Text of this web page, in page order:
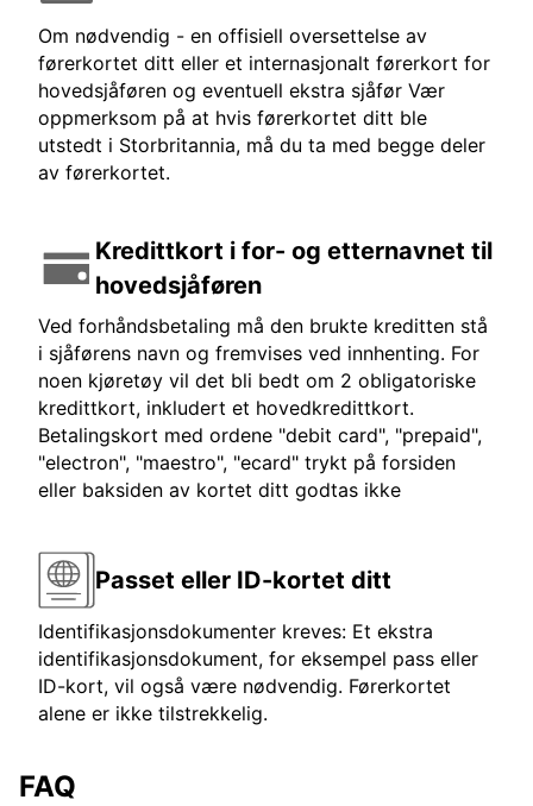
Om nødvendig - en offisiell oversettelse av
førerkortet ditt eller et internasjonalt førerkort for
hovedsjåføren og eventuell ekstra sjåfør Vær
oppmerksom på at hvis førerkortet ditt ble
utstedt i Storbritannia, må du ta med begge deler
av førerkortet.
Kredittkort i for- og etternavnet til
hovedsjåføren
Ved forhåndsbetaling må den brukte kreditten stå
i sjåførens navn og fremvises ved innhenting. For
noen kjøretøy vil det bli bedt om 2 obligatoriske
kredittkort, inkludert et hovedkredittkort.
Betalingskort med ordene "debit card", "prepaid",
"electron", "maestro", "ecard" trykt på forsiden
eller baksiden av kortet ditt godtas ikke
Passet eller ID-kortet ditt
Identifikasjonsdokumenter kreves: Et ekstra
identifikasjonsdokument, for eksempel pass eller
ID-kort, vil også være nødvendig. Førerkortet
alene er ikke tilstrekkelig.
FAQ